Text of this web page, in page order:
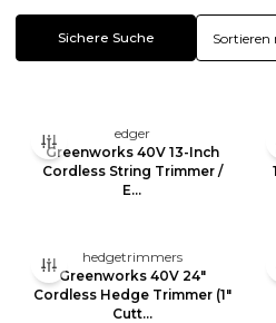
Sichere Suche
edger
Greenworks 40V 13-Inch
Cordless String Trimmer /
E...
hedgetrimmers
Greenworks 40V 24"
Cordless Hedge Trimmer (1"
Cutt...